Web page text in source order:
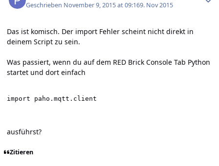
Geschrieben November 9, 2015 at 09:169. Nov 2015
Das ist komisch. Der import Fehler scheint nicht direkt in
deinem Script zu sein.
Was passiert, wenn du auf dem RED Brick Console Tab Python
startet und dort einfach
import paho.mqtt.client
ausführst?
Zitieren